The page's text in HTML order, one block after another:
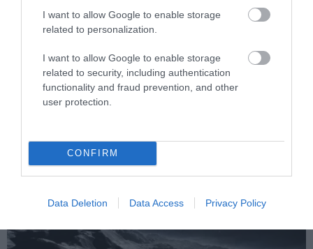
I want to allow Google to enable storage
related to personalization.
I want to allow Google to enable storage
related to security, including authentication
functionality and fraud prevention, and other
user protection.
CONFIRM
Data Deletion Data Access Privacy Policy
Το «χτύπημα» της SpaceX στη Σελήνη –
Εντόπισαν το σημείο από την… σκόνη που
σήκωσε
06.08.2026 | 16:55